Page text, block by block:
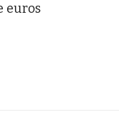
euros